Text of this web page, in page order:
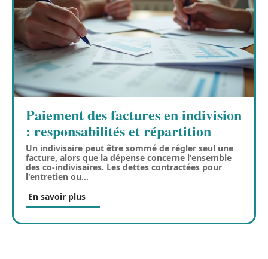
Paiement des factures en indivision
: responsabilités et répartition
Un indivisaire peut être sommé de régler seul une
facture, alors que la dépense concerne l'ensemble
des co-indivisaires. Les dettes contractées pour
l'entretien ou…
En savoir plus